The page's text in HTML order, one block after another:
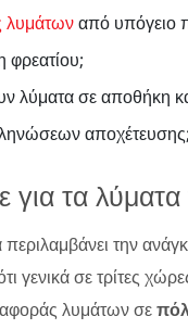
λυμάτωναπό υπόγειο
λύματα σε αποθήκη
αποχέτευσης;
για τα λύματα
την
γενικά σε τρίτες
λυμάτων σε